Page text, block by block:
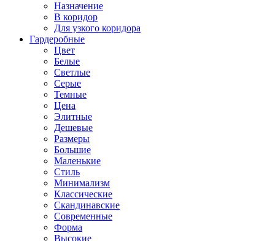
Назначение
В коридор
Для узкого коридора
Гардеробные
Цвет
Белые
Светлые
Серые
Темные
Цена
Элитные
Дешевые
Размеры
Большие
Маленькие
Стиль
Минимализм
Классические
Скандинавские
Современные
Форма
Высокие